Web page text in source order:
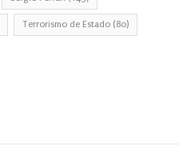
Terrorismo de Estado (80)